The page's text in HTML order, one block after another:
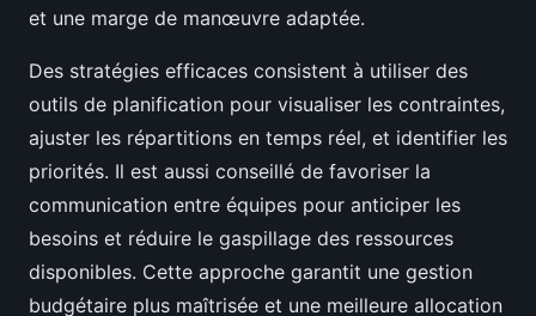
et une marge de manœuvre adaptée.
Des stratégies efficaces consistent à utiliser des
outils de planification pour visualiser les contraintes,
ajuster les répartitions en temps réel, et identifier les
priorités. Il est aussi conseillé de favoriser la
communication entre équipes pour anticiper les
besoins et réduire le gaspillage des ressources
disponibles. Cette approche garantit une gestion
budgétaire plus maîtrisée et une meilleure allocation